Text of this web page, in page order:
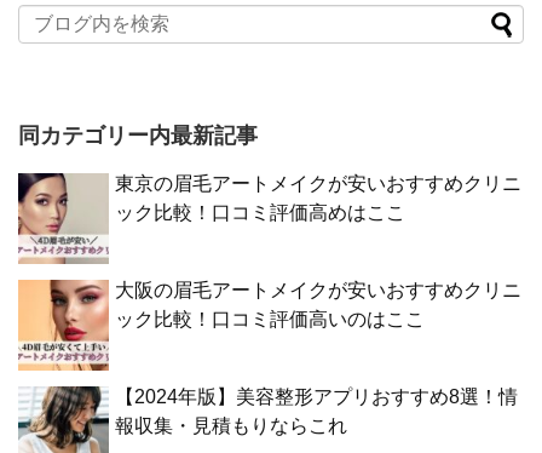
同カテゴリー内最新記事
東京の眉毛アートメイクが安いおすすめクリニ
ック比較！口コミ評価高めはここ
大阪の眉毛アートメイクが安いおすすめクリニ
ック比較！口コミ評価高いのはここ
【2024年版】美容整形アプリおすすめ8選！情
報収集・見積もりならこれ